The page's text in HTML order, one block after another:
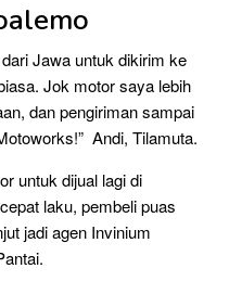
Jawa untuk dikirim ke
Jok motor saya lebih
dan pengiriman sampai
Andi, Tilamuta.
untuk dijual lagi di
laku, pembeli puas
jadi agen Invinium